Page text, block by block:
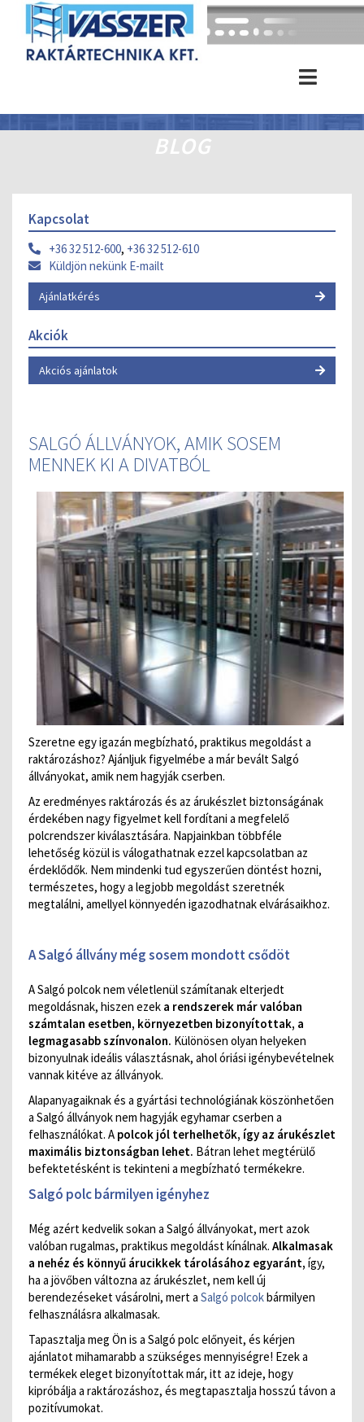
BLOG
Kapcsolat
+36 32 512-600, +36 32 512-610
Küldjön nekünk E-mailt
Ajánlatkérés
Akciók
Akciós ajánlatok
SALGÓ ÁLLVÁNYOK, AMIK SOSEM
MENNEK KI A DIVATBÓL
Szeretne egy igazán megbízható, praktikus megoldást a
raktározáshoz? Ajánljuk figyelmébe a már bevált Salgó
állványokat, amik nem hagyják cserben.
Az eredményes raktározás és az árukészlet biztonságának
érdekében nagy figyelmet kell fordítani a megfelelő
polcrendszer kiválasztására. Napjainkban többféle
lehetőség közül is válogathatnak ezzel kapcsolatban az
érdeklődők. Nem mindenki tud egyszerűen döntést hozni,
természetes, hogy a legjobb megoldást szeretnék
megtalálni, amellyel könnyedén igazodhatnak elvárásaikhoz.
A Salgó állvány még sosem mondott csődöt
A Salgó polcok nem véletlenül számítanak elterjedt
megoldásnak, hiszen ezek a rendszerek már valóban
számtalan esetben, környezetben bizonyítottak, a
legmagasabb színvonalon. Különösen olyan helyeken
bizonyulnak ideális választásnak, ahol óriási igénybevételnek
vannak kitéve az állványok.
Alapanyagaiknak és a gyártási technológiának köszönhetően
a Salgó állványok nem hagyják egyhamar cserben a
felhasználókat. A polcok jól terhelhetők, így az árukészlet
maximális biztonságban lehet. Bátran lehet megtérülő
befektetésként is tekinteni a megbízható termékekre.
Salgó polc bármilyen igényhez
Még azért kedvelik sokan a Salgó állványokat, mert azok
valóban rugalmas, praktikus megoldást kínálnak. Alkalmasak
a nehéz és könnyű árucikkek tárolásához egyaránt, így,
ha a jövőben változna az árukészlet, nem kell új
berendezéseket vásárolni, mert a Salgó polcokbármilyen
felhasználásra alkalmasak.
Tapasztalja meg Ön is a Salgó polc előnyeit, és kérjen
ajánlatot mihamarabb a szükséges mennyiségre! Ezek a
termékek eleget bizonyítottak már, itt az ideje, hogy
kipróbálja a raktározáshoz, és megtapasztalja hosszú távon a
pozitívumokat.